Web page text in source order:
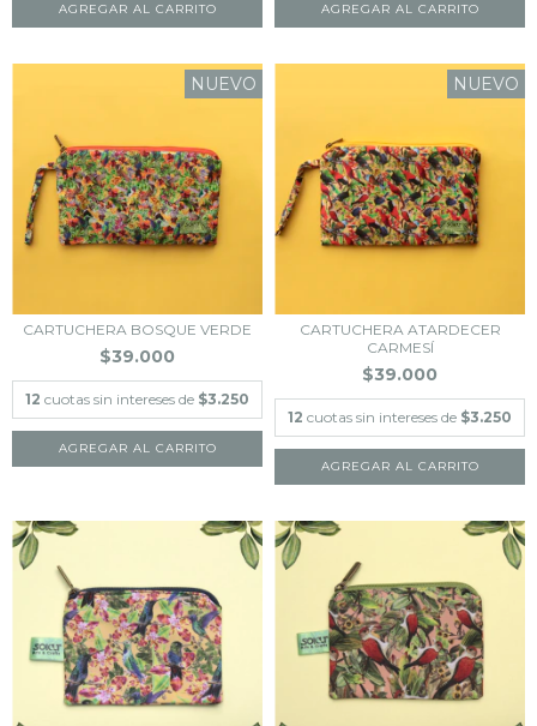
NUEVO
CARTUCHERA BOSQUE VERDE
$39.000
12 cuotas sin intereses de $3.250
NUEVO
CARTUCHERA ATARDECER
CARMESÍ
$39.000
12 cuotas sin intereses de $3.250